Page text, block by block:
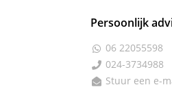
Persoonlijk
 06 22055598
 024-3734988
 Stuur een e-